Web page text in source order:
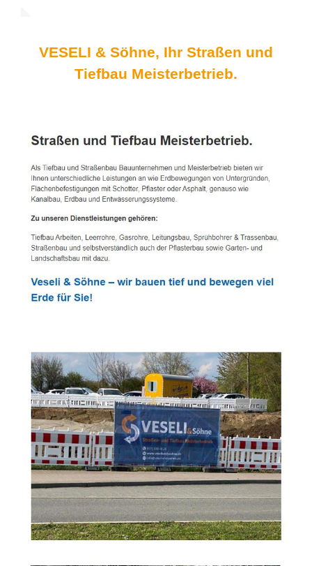
VESELI & Söhne, Ihr Straßen und
Tiefbau Meisterbetrieb.